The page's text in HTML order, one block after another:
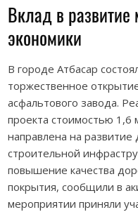
Вклад в развитие
экономики
В городе Атбасар
торжественное
асфальтового завода.
проекта стоимостью 1,6
направлена на
строительной
повышение качества
покрытия, сообщили в
мероприятии приняли